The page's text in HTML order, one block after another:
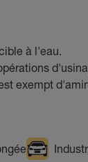
à l'eau.
exempt